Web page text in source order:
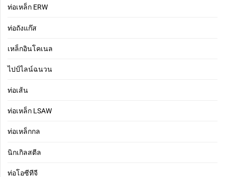
ท่อเหล็ก ERW
ท่อถังแก๊ส
เหล็กอินโคเนล
ไปป์ไลน์ฉนวน
ท่อเส้น
ท่อเหล็ก LSAW
ท่อเหล็กกล
นิกเกิลสตีล
ท่อโอซีทีจี